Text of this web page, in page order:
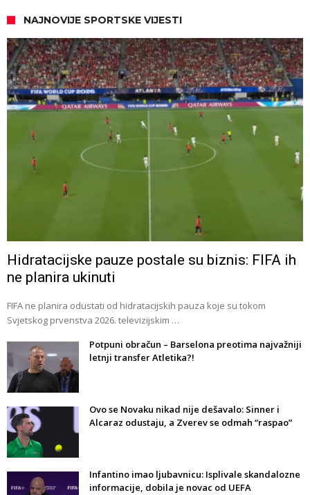
NAJNOVIJE SPORTSKE VIJESTI
Hidratacijske pauze postale su biznis: FIFA ih
ne planira ukinuti
FIFA ne planira odustati od hidratacijskih pauza koje su tokom
Svjetskog prvenstva 2026. televizijskim …
Potpuni obračun – Barselona preotima najvažniji
letnji transfer Atletika?!
Ovo se Novaku nikad nije dešavalo: Sinner i
Alcaraz odustaju, a Zverev se odmah “raspao”
Infantino imao ljubavnicu: Isplivale skandalozne
informacije, dobila je novac od UEFA